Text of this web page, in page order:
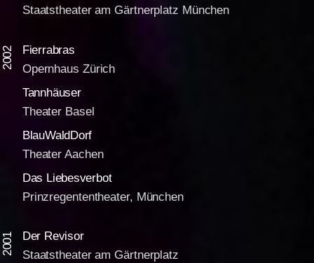
Staatstheater am Gärtnerplatz München
2002
Fierrabras
Opernhaus Zürich
Tannhäuser
Theater Basel
BlauWaldDorf
Theater Aachen
Das Liebesverbot
Prinzregententheater, München
2001
Der Revisor
Staatstheater am Gärtnerplatz